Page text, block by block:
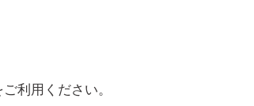
利用ください。